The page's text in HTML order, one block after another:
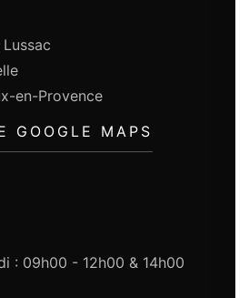
en-Provence
GOOGLE MAPS
: 09h00 - 12h00 & 14h00